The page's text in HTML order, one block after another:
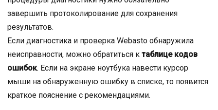
завершить протоколирование для сохранения
результатов.
Если диагностика и проверка Webasto обнаружила
неисправности, можно обратиться к таблице кодов
ошибок. Если на экране ноутбука навести курсор
мыши на обнаруженную ошибку в списке, то появится
краткое пояснение с рекомендациями.